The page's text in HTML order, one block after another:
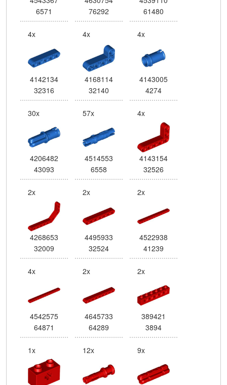
6571
76292
61480
4x
4142134
32316
4x
4168114
32140
4x
4143005
4274
30x
4206482
43093
57x
4514553
6558
4x
4143154
32526
2x
4268653
32009
2x
4495933
32524
2x
4522938
41239
4x
4542575
64871
2x
4645733
64289
2x
389421
3894
1x 12x 9x